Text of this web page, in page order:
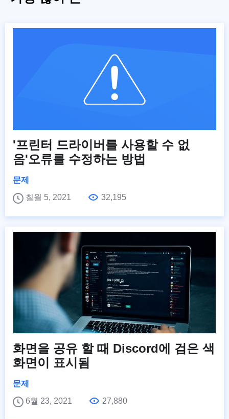
'프린터 드라이버를 사용할 수 없
음'오류를 수정하는 방법
문제
칠월 5, 2021
32,195
화면을 공유 할 때 Discord에 검은 색
화면이 표시됨
문제
6월 23, 2021
27,880